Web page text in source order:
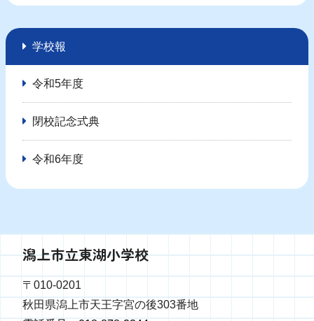
学校報
令和5年度
閉校記念式典
令和6年度
潟上市立東湖小学校
〒010-0201
秋田県潟上市天王字宮の後303番地